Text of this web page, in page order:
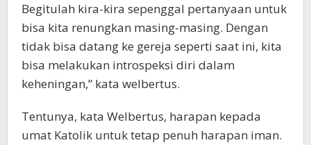
Begitulah kira-kira sepenggal pertanyaan untuk
bisa kita renungkan masing-masing. Dengan
tidak bisa datang ke gereja seperti saat ini, kita
bisa melakukan introspeksi diri dalam
keheningan,” kata welbertus.
Tentunya, kata Welbertus, harapan kepada
umat Katolik untuk tetap penuh harapan iman.